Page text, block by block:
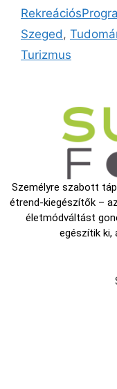
Szeged ,
Turizmus
Személyre szabott
étrend-kiegészítők –
életmódváltást
egészítik ki,